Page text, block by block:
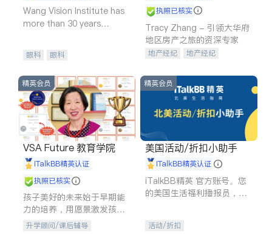
Wang Vision Institute has
more than 30 years
眼科 眼科
执照已核实
Tracy Zhang - 引领大华府
地区房产之旅的资深专家
地产经纪
地产经纪
商铺租售
精英会员
VSA Future 教育学院
iTalkBB精英认证
执照已核实
孩子美好的未来始于早期能
力的培养，用愿景激发孩子
的学习潜力和动力。理念：
升学顾问/课后辅导
精英会员
美国活动/折扣小助手
iTalkBB精英认证
iTalkBB精英 官方账号。您
的美国生活福利播报员，精
专属福利。
活动/折扣